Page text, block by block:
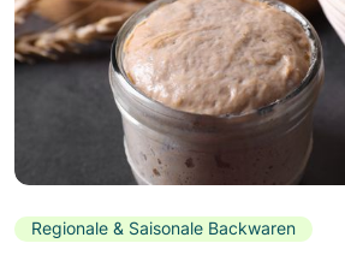
Regionale & Saisonale Backwaren